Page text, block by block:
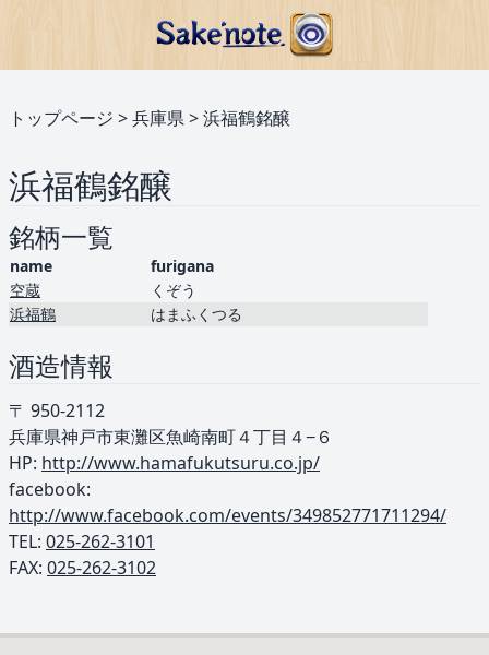
トップページ >兵庫県>浜福鶴銘醸
浜福鶴銘醸
銘柄一覧
name
furigana
空蔵
くぞう
浜福鶴
はまふくつる
酒造情報
〒 950-2112
兵庫県神戸市東灘区魚崎南町４丁目４−６
HP: http://www.hamafukutsuru.co.jp/
facebook:
http://www.facebook.com/events/349852771711294/
TEL: ︎ 025-262-3101
FAX: 025-262-3102